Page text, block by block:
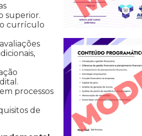
superior.
currículo
processos
de